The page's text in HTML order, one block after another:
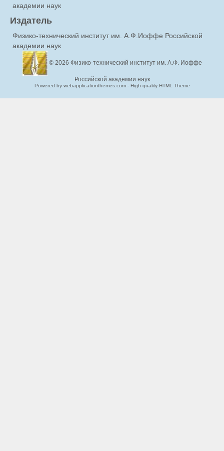
академии наук
Издатель
Физико-технический институт им. А.Ф.Иоффе Российской
академии наук
© 2026 Физико-технический институт им. А.Ф. Иоффе
Российской академии наук
Powered by webapplicationthemes.com - High quality HTML Theme